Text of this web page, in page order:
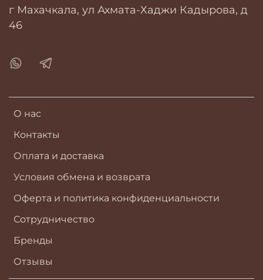
О нас
Контакты
Оплата и доставка
Условия обмена и возврата
Оферта и политика конфиденциальности
Сотрудничество
Бренды
Отзывы
г Махачкала, ул Ахмата-Хаджи Кадырова, д
46